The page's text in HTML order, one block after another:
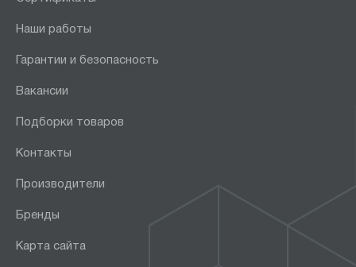
Наши работы
Гарантии и безопасность
Вакансии
Подборки товаров
Контакты
Производители
Бренды
Карта сайта